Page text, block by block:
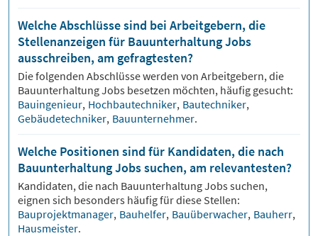
Welche Abschlüsse sind bei Arbeitgebern, die
Stellenanzeigen für Bauunterhaltung Jobs
ausschreiben, am gefragtesten?
Die folgenden Abschlüsse werden von Arbeitgebern, die
BauunterhaltungJobs besetzen möchten, häufig gesucht:
Bauingenieur, Hochbautechniker, Bautechniker,
Gebäudetechniker, Bauunternehmer.
Welche Positionen sind für Kandidaten, die nach
Bauunterhaltung Jobs suchen, am relevantesten?
Kandidaten, die nach BauunterhaltungJobs suchen,
eignen sich besonders häufig für diese Stellen:
Bauprojektmanager, Bauhelfer, Bauüberwacher, Bauherr,
Hausmeister.